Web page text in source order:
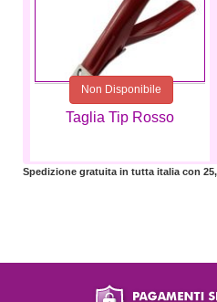
Taglia Tip Rosso
Non Disponibile
Spedizione gratuita in tutta italia con